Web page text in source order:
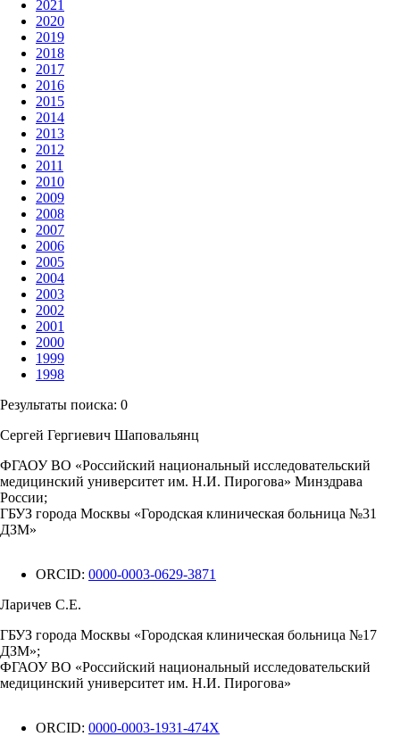
2021
2020
2019
2018
2017
2016
2015
2014
2013
2012
2011
2010
2009
2008
2007
2006
2005
2004
2003
2002
2001
2000
1999
1998
Результаты поиска: 0
Сергей Гергиевич Шаповальянц
ФГАОУ ВО «Российский национальный исследовательский
медицинский университет им. Н.И. Пирогова» Минздрава
России;
ГБУЗ города Москвы «Городская клиническая больница №31
ДЗМ»
ORCID: 0000-0003-0629-3871
Ларичев С.Е.
ГБУЗ города Москвы «Городская клиническая больница №17
ДЗМ»;
ФГАОУ ВО «Российский национальный исследовательский
медицинский университет им. Н.И. Пирогова»
ORCID: 0000-0003-1931-474X